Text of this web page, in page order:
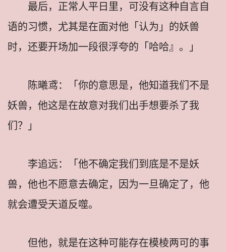
最后，正常人平日里，可没有这种自言自
语的习惯，尤其是在面对他「认为」的妖兽
时，还要开场加一段很浮夸的「哈哈』。」
陈曦鸢：「你的意思是，他知道我们不是
妖兽，他这是在故意对我们出手想要杀了我
们？」
李追远：「他不确定我们到底是不是妖
兽，他也不愿意去确定，因为一旦确定了，他
就会遭受天道反噬。
但他，就是在这种可能存在模棱两可的事